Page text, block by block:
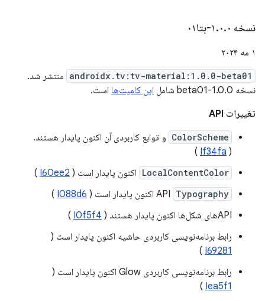
نسخه ۱ .۰.۰-بتا۰۱
۱ مه ۲۰۲۴
androidx.tv:tv-material:1.0.0-beta01 منتشر شد.
نسخه 1.0.0-beta01 شامل
این کامیت‌ها است.
تغییرات API
ColorScheme و توابع کاربردی آن اکنون پایدار هستند.
(
If34fa
)
LocalContentColor اکنون پایدار است ( I60ee2
)
API Typography اکنون پایدار است ( I088d6
)
APIهای شکل‌ها اکنون پایدار هستند (
I0f5f4
)
رابط برنامه‌نویسی کاربردی حاشیه اکنون پایدار است (
I69281
)
رابط برنامه‌نویسی کاربردی Glow اکنون پایدار است (
Iea5f1
)